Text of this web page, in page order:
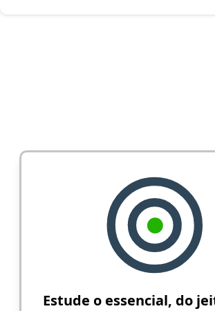
Estude o essencial, do